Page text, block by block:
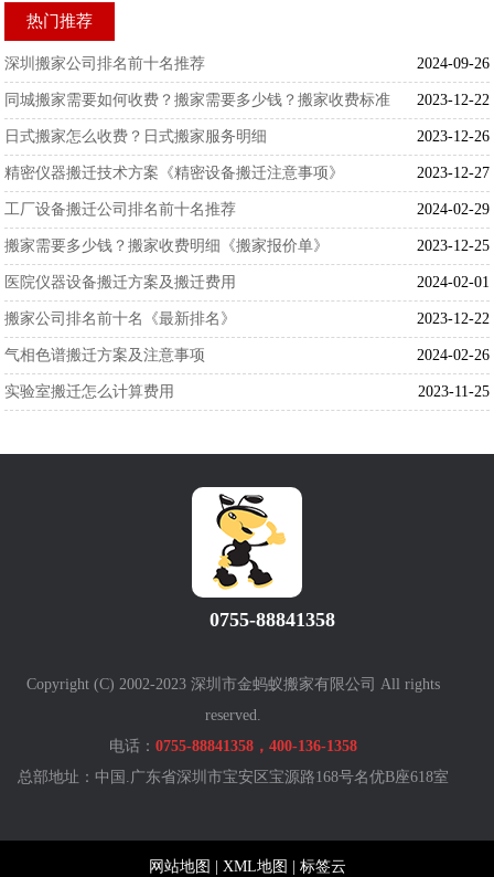
热门推荐
2024-09-26
深圳搬家公司排名前十名推荐
2023-12-22
同城搬家需要如何收费？搬家需要多少钱？搬家收费标准
2023-12-26
日式搬家怎么收费？日式搬家服务明细
2023-12-27
精密仪器搬迁技术方案《精密设备搬迁注意事项》
2024-02-29
工厂设备搬迁公司排名前十名推荐
2023-12-25
搬家需要多少钱？搬家收费明细《搬家报价单》
2024-02-01
医院仪器设备搬迁方案及搬迁费用
2023-12-22
搬家公司排名前十名《最新排名》
2024-02-26
气相色谱搬迁方案及注意事项
2023-11-25
实验室搬迁怎么计算费用
0755-88841358
Copyright (C) 2002-2023 深圳市金蚂蚁搬家有限公司 All rights
reserved.
电话： 0755-88841358，400-136-1358
总部地址：中国.广东省深圳市宝安区宝源路168号名优B座618室
网站地图 | XML地图 | 标签云